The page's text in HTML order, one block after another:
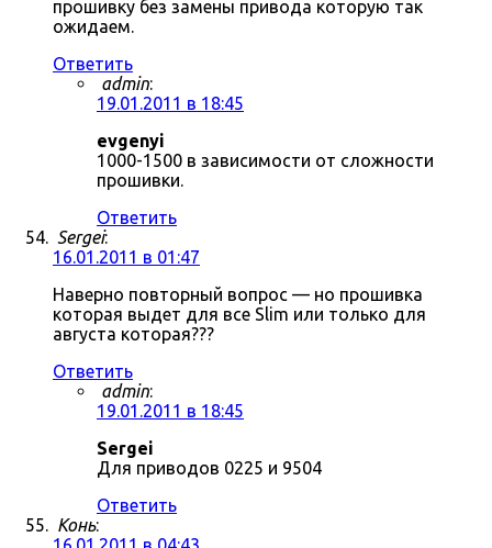
прошивку без замены привода которую так
ожидаем.
Ответить
admin:
19.01.2011 в 18:45
evgenyi
1000-1500 в зависимости от сложности
прошивки.
Ответить
Sergei:
16.01.2011 в 01:47
Наверно повторный вопрос — но прошивка
которая выдет для все Slim или только для
августа которая???
Ответить
admin:
19.01.2011 в 18:45
Sergei
Для приводов 0225 и 9504
Ответить
Конь: